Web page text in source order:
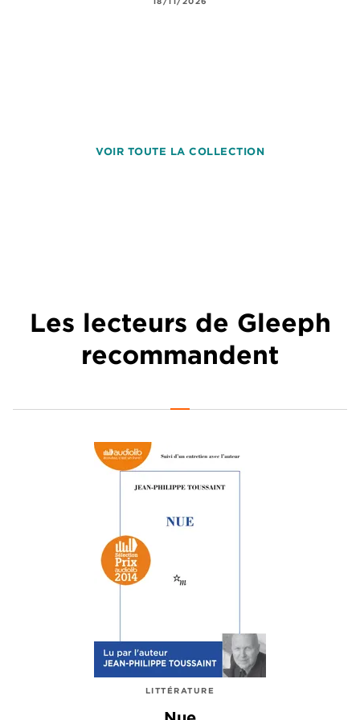
VOIR TOUTE LA COLLECTION
Les lecteurs de Gleeph
recommandent
LITTÉRATURE